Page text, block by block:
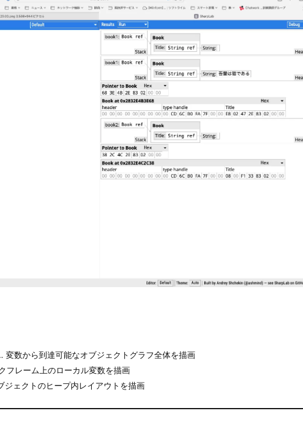
数から到達可能なオブジェクトグラフ全体を描画
レーム上のローカル変数を描画
ェクトのヒープ内レイアウトを描画